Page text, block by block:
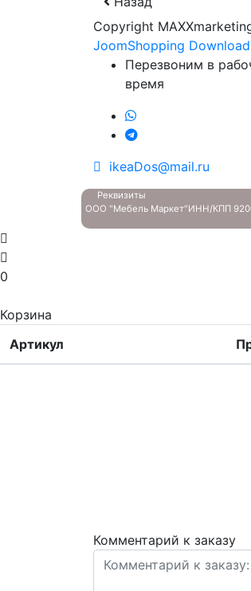
Copyright
JoomShopping
Перезвоним в
время
ikeaDos@mail.ru
Реквизиты
ООО "Мебель Маркет"ИНН/КПП
0
Корзина
Артикул
Комментарий к заказу